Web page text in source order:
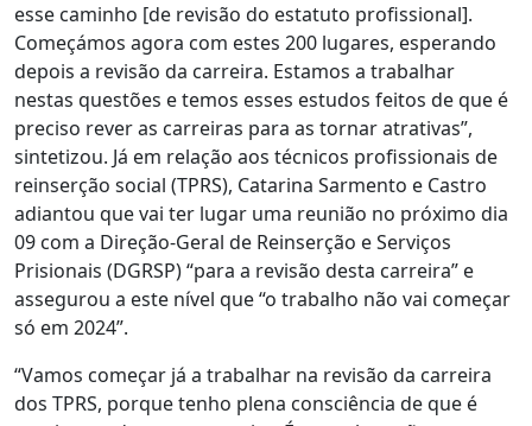
esse caminho [de revisão do estatuto profissional].
Começámos agora com estes 200 lugares, esperando
depois a revisão da carreira. Estamos a trabalhar
nestas questões e temos esses estudos feitos de que é
preciso rever as carreiras para as tornar atrativas”,
sintetizou. Já em relação aos técnicos profissionais de
reinserção social (TPRS), Catarina Sarmento e Castro
adiantou que vai ter lugar uma reunião no próximo dia
09 com a Direção-Geral de Reinserção e Serviços
Prisionais (DGRSP) “para a revisão desta carreira” e
assegurou a este nível que “o trabalho não vai começar
só em 2024”.
“Vamos começar já a trabalhar na revisão da carreira
dos TPRS, porque tenho plena consciência de que é